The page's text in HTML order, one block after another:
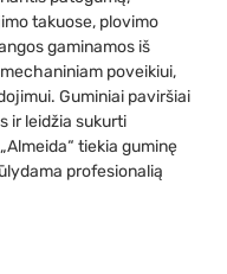
takuose, plovimo
gaminamos iš
poveikiui,
Guminiai paviršiai
ir leidžia sukurti
tiekia guminę
profesionalią